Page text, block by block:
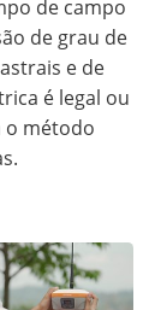
de campo
de grau de
e de
é legal ou
o método